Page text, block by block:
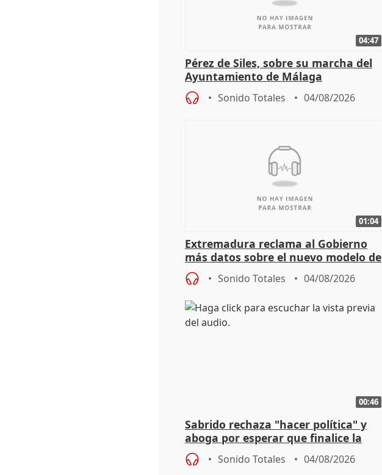
04:47
Pérez de Siles, sobre su marcha del
Ayuntamiento de Málaga
Sonido Totales 04/08/2026
01:04
Extremadura reclama al Gobierno
más datos sobre el nuevo modelo de
financiación
Sonido Totales 04/08/2026
00:46
Sabrido rechaza "hacer política" y
aboga por esperar que finalice la
investigación del incendio
Sonido Totales 04/08/2026